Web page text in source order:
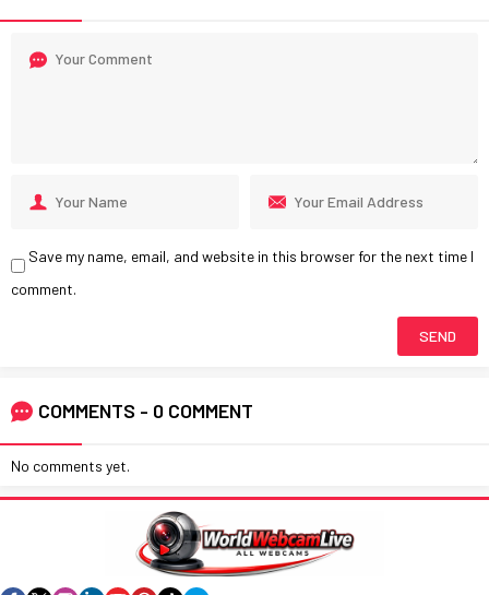
Save my name, email, and website in this browser for the next time I
comment.
COMMENTS - 0 COMMENT
No comments yet.